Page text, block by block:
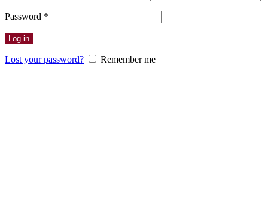
Password *
Log in
Lost your password? Remember me